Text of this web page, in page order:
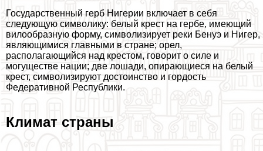
Государственный герб Нигерии включает в себя
следующую символику: белый крест на гербе, имеющий
вилообразную форму, символизирует реки Бенуэ и Нигер,
являющимися главными в стране; орел,
располагающийся над крестом, говорит о силе и
могуществе нации; две лошади, опирающиеся на белый
крест, символизируют достоинство и гордость
Федеративной Республики.
Климат страны